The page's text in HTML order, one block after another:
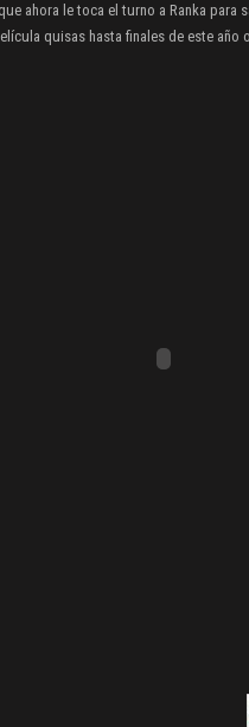
ahora le toca el turno a Ranka para
quisas hasta finales de este año